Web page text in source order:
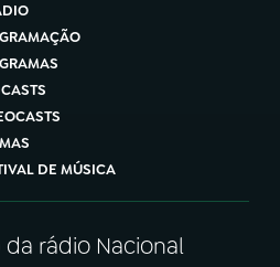
DE MÚSICA
da rádio Nacional